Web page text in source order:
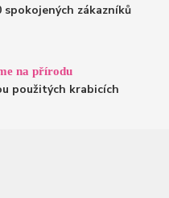
spokojených zákazníků
na přírodu
použitých krabicích